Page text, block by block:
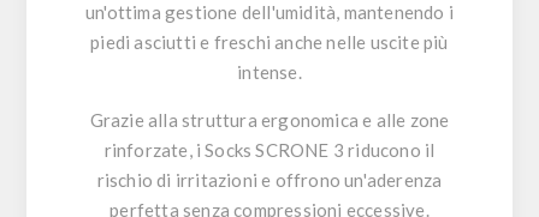
un'ottima gestione dell'umidità, mantenendo i
piedi asciutti e freschi anche nelle uscite più
intense.
Grazie alla struttura ergonomica e alle zone
rinforzate, i Socks SCRONE 3 riducono il
rischio di irritazioni e offrono un'aderenza
perfetta senza compressioni eccessive.